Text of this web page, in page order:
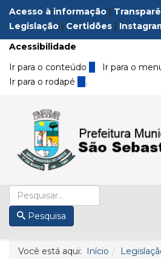
Acesso à informação |
Legislação | Certidões |
Acessibilidade
Ir para o conteúdo 1 Ir para o
Ir para o rodapé 4 .
Pesquisa
Você está aqui: Início